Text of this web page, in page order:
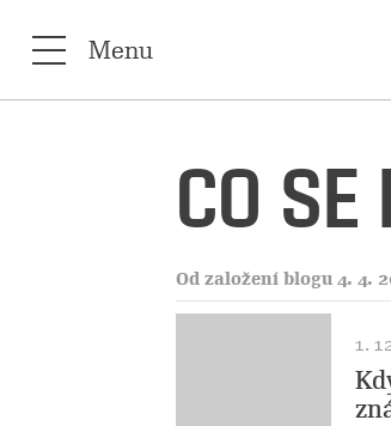
Menu
CO
Od založení blogu 4. 4.
1.